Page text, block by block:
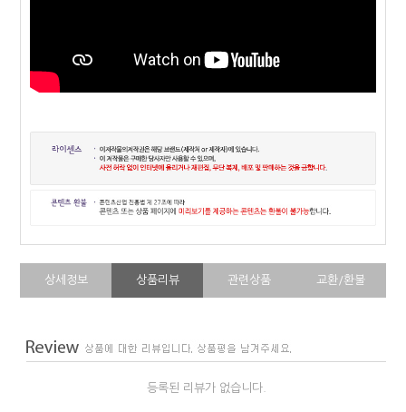
상세정보 상품리뷰 관련상품 교환/환불
등록된 리뷰가 없습니다.